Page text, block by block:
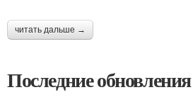
читать дальше →
Последние